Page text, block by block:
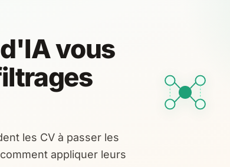
vous
les CV à passer les
appliquer leurs